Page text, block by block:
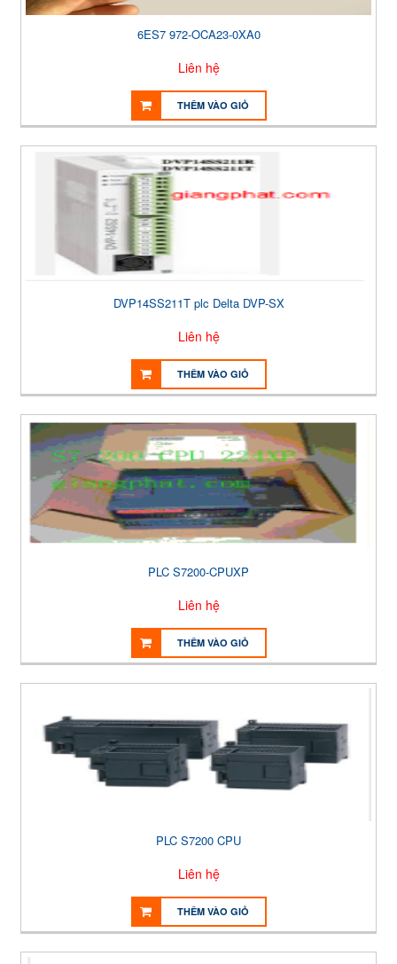
6ES7 972-OCA23-0XA0
Liên hệ
THÊM VÀO GIỎ
DVP14SS211T plc Delta DVP-SX
Liên hệ
THÊM VÀO GIỎ
PLC S7200-CPUXP
Liên hệ
THÊM VÀO GIỎ
PLC S7200 CPU
Liên hệ
THÊM VÀO GIỎ